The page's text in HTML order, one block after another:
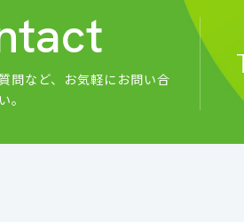
問など、
お気軽にお問い合
。